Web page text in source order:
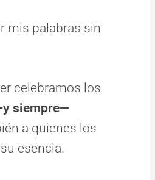
mis palabras sin
celebramos los
siempre—
a quienes los
esencia.